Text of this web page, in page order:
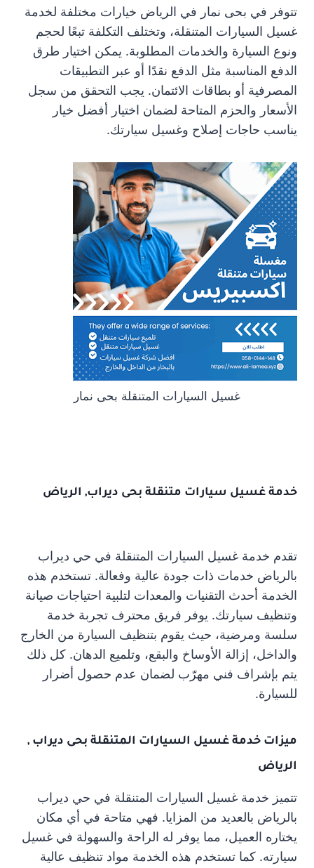
تتوفر في بحى نمار في الرياض خيارات مختلفة لخدمة
غسيل السيارات المتنقلة، وتختلف التكلفة تبعًا لحجم
ونوع السيارة والخدمات المطلوبة. يمكن اختيار طرق
الدفع المناسبة مثل الدفع نقدًا أو عبر التطبيقات
المصرفية أو بطاقات الائتمان. يجب التحقق من سجل
الأسعار والحزم المتاحة لضمان اختيار أفضل خيار
يناسب حاجات إصلاح وغسيل سيارتك.
غسيل السيارات المتنقلة بحى نمار
خدمة غسيل سيارات متنقلة بحى ديراب, الرياض
تقدم خدمة غسيل السيارات المتنقلة في حي ديراب
بالرياض خدمات ذات جودة عالية وفعالة. تستخدم هذه
الخدمة أحدث التقنيات والمعدات لتلبية احتياجات صيانة
وتنظيف سيارتك. يوفر فريق محترف تجربة خدمة
سلسة ومرضية، حيث يقوم بتنظيف السيارة من الخارج
والداخل، إزالة الأوساخ والبقع، وتلميع الدهان. كل ذلك
يتم بإشراف فني مهرّب لضمان عدم حصول أضرار
للسيارة.
ميزات خدمة غسيل السيارات المتنقلة بحى ديراب ,
الرياض
تتميز خدمة غسيل السيارات المتنقلة في حي ديراب
بالرياض بالعديد من المزايا. فهي متاحة في أي مكان
يختاره العميل، مما يوفر له الراحة والسهولة في غسيل
سيارته. كما تستخدم هذه الخدمة مواد تنظيف عالية